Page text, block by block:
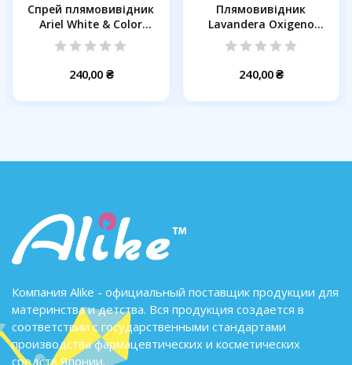
Спрей плямовивідник
Ariel White & Color
Gold,...
240,00 ₴
Плямовивідник
Lavandera Oxigeno
Activo...
240,00 ₴
Компания Alike - официальный поставщик продукции для
материнства и детства. Вся продукция создается в
соответствии с государственными стандартами
производства фармацевтических и косметических
средств Японии.